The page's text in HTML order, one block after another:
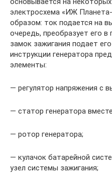
электросхема «ИЖ
образом: ток подается на
очередь, преобразует его
замок зажигания подает
инструкции генератора
элементы:
— регулятор напряжения с
— статор генератора
— ротор генератора;
— кулачок батарейной
узел системы зажигания;